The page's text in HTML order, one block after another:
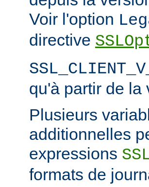
Voir l'option
directive
qu'à partir de la
Plusieurs
additionnelles
expressions
formats de